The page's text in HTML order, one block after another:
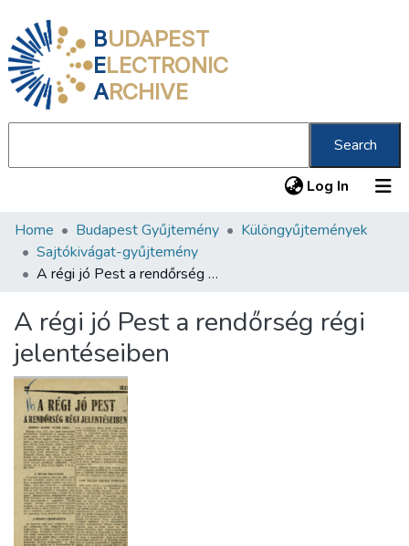
BUDAPEST
ELECTRONIC
ARCHIVE
Search
Log In (current)
Communities & Collections
All of DSpace
About us
Home Budapest Gyűjtemény
Különgyűjtemények
Sajtókivágat-gyűjtemény
A régi jó Pest a rendőrség régi jelentéseiben
A régi jó Pest a rendőrség régi
jelentéseiben